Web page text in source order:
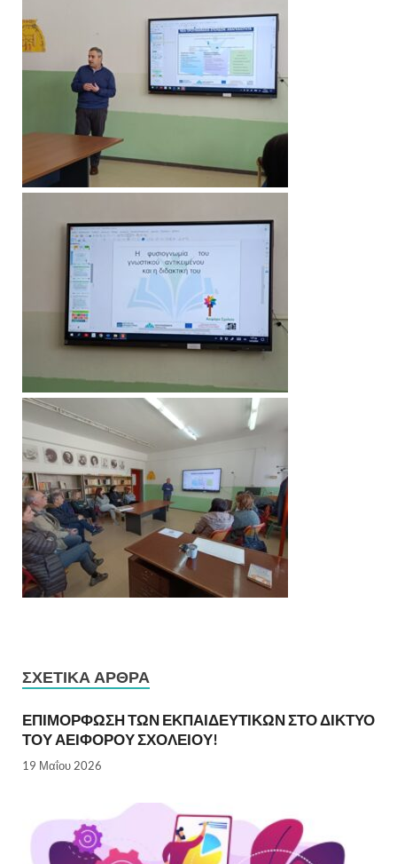
ΣΧΕΤΙΚΆ ΆΡΘΡΑ
ΕΠΙΜΟΡΦΩΣΗ ΤΩΝ ΕΚΠΑΙΔΕΥΤΙΚΩΝ ΣΤΟ ΔΙΚΤΥΟ
ΤΟΥ ΑΕΙΦΟΡΟΥ ΣΧΟΛΕΙΟΥ!
19 Μαΐου 2026